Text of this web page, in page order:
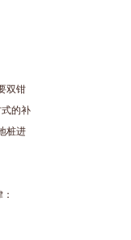
双钳
的补
桩进